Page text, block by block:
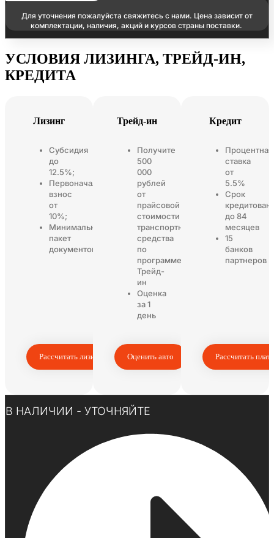
Для уточнения пожалуйста свяжитесь с нами. Цена зависит от
комплектации, наличия, акций и курсов страны поставки.
УСЛОВИЯ ЛИЗИНГА, ТРЕЙД-ИН,
КРЕДИТА
Лизинг
Субсидия
до
12.5%;
Первоначальный
взнос
от
10%;
Минимальный
пакет
документов
Рассчитать лизинг
Трейд-ин
Получите
500
000
рублей
от
прайсовой
стоимости
транспортного
средства
по
программе
Трейд-
ин
Оценка
за 1
день
Оценить авто
Кредит
Процентная
ставка
от
5.5%
Срок
до 84
месяцев
15
банков
партнеров
Рассчитать
В НАЛИЧИИ - УТОЧНЯЙТЕ